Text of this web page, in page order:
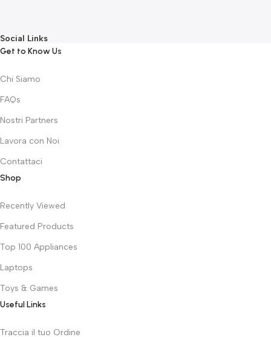
Social Links
Get to Know Us
Chi Siamo
FAQs
Nostri Partners
Lavora con Noi
Contattaci
Shop
Recently Viewed
Featured Products
Top 100 Appliances
Laptops
Toys & Games
Useful Links
Traccia il tuo Ordine